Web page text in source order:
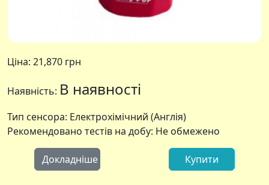
Ціна: 21,870 грн
Наявність: В наявності
Тип сенсора: Електрохімічний (Англія)
Рекомендовано тестів на добу: Не обмежено
Докладніше Купити